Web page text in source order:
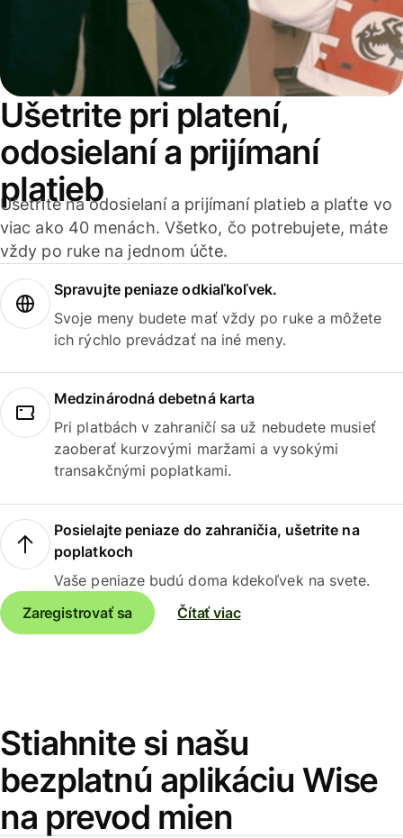
Ušetrite pri platení,
odosielaní a prijímaní
platieb
Ušetrite na odosielaní a prijímaní platieb a plaťte vo
viac ako 40 menách. Všetko, čo potrebujete, máte
vždy po ruke na jednom účte.
Spravujte peniaze odkiaľkoľvek.
Svoje meny budete mať vždy po ruke a môžete
ich rýchlo prevádzať na iné meny.
Medzinárodná debetná karta
Pri platbách v zahraničí sa už nebudete musieť
zaoberať kurzovými maržami a vysokými
transakčnými poplatkami.
Posielajte peniaze do zahraničia, ušetrite na
poplatkoch
Vaše peniaze budú doma kdekoľvek na svete.
Zaregistrovať sa
Čítať viac
Stiahnite si našu
bezplatnú aplikáciu Wise
na prevod mien